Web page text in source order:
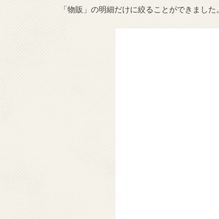
「物販」の明細だけに絞ることができました